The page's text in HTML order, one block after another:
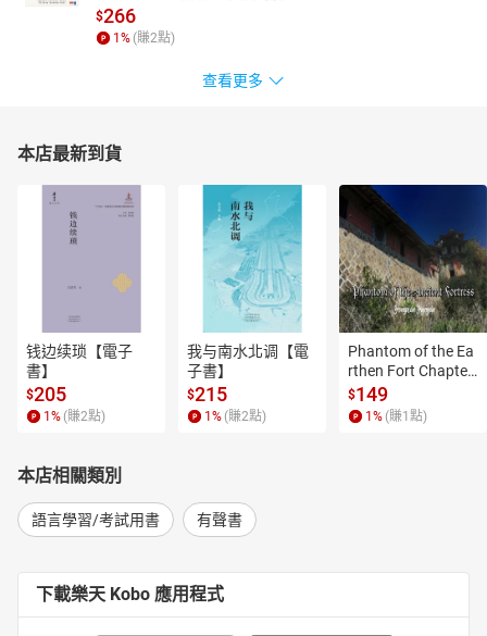
$266
1 % (賺2點)
查看更多
本店最新到貨
钱边续琐【電子
書】
$205
1 % (賺2點)
我与南水北调【電
子書】
$215
1 % (賺2點)
Phantom of the Ea
rthen Fort Chapter
4【有聲書】
$149
1 % (賺1 點)
本店相關類別
語言學習/考試用書 有聲書
下載樂天 Kobo 應用程式